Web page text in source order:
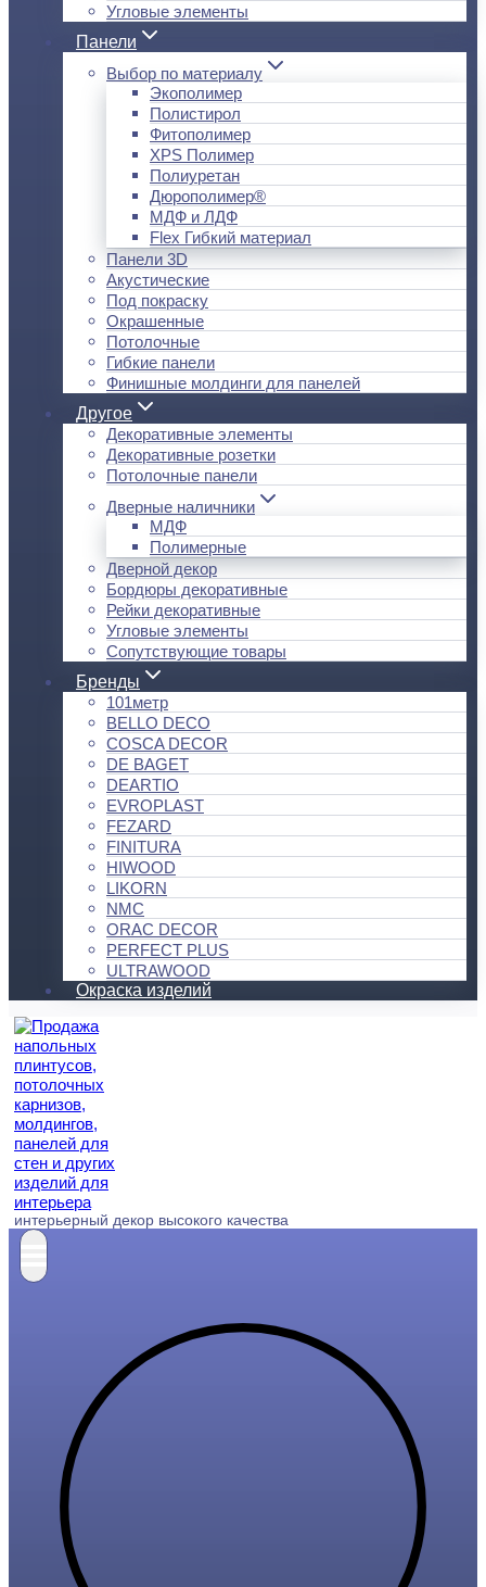
Угловые элементы
Панели
Выбор по материалу
Экополимер
Полистирол
Фитополимер
XPS Полимер
Полиуретан
Дюрополимер®
МДФ и ЛДФ
Flex Гибкий материал
Панели 3D
Акустические
Под покраску
Окрашенные
Потолочные
Гибкие панели
Финишные молдинги для панелей
Другое
Декоративные элементы
Декоративные розетки
Потолочные панели
Дверные наличники
МДФ
Полимерные
Дверной декор
Бордюры декоративные
Рейки декоративные
Угловые элементы
Сопутствующие товары
Бренды
101метр
BELLO DECO
COSCA DECOR
DE BAGET
DEARTIO
EVROPLAST
FEZARD
FINITURA
HIWOOD
LIKORN
NMC
ORAC DECOR
PERFECT PLUS
ULTRAWOOD
Окраска изделий
интерьерный декор высокого качества